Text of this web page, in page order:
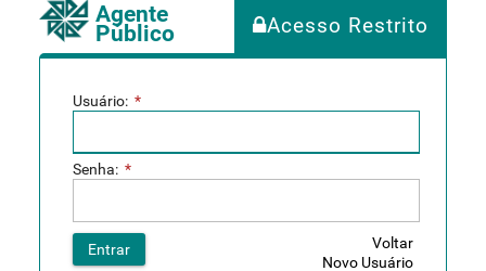
Agente
Público Acesso Restrito
Usuário: *
Senha: *
Entrar
Voltar
Novo Usuário